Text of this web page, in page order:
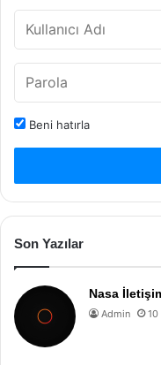
Beni hatırla
Son Yazılar
Nasa
Admin